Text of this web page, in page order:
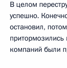
В целом
успешно.
остановил,
компаний были